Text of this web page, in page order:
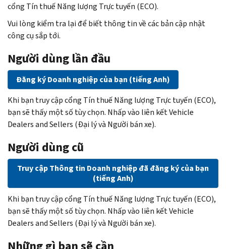
cổng Tín thuế Năng lượng Trực tuyến (ECO).
Vui lòng kiểm tra lại để biết thông tin về các bản cập nhật
công cụ sắp tới.
Người dùng lần đầu
Đăng ký Doanh nghiệp của bạn (tiếng Anh)
Khi bạn truy cập cổng Tín thuế Năng lượng Trực tuyến (ECO),
bạn sẽ thấy một số tùy chọn. Nhấp vào liên kếtVehicle
Dealers and Sellers (Đại lý và Người bán xe).
Người dùng cũ
Truy cập Thông tin Doanh nghiệp đã đăng ký của bạn
(tiếng Anh)
Khi bạn truy cập cổng Tín thuế Năng lượng Trực tuyến (ECO),
bạn sẽ thấy một số tùy chọn. Nhấp vào liên kếtVehicle
Dealers and Sellers (Đại lý và Người bán xe).
Những gì bạn sẽ cần